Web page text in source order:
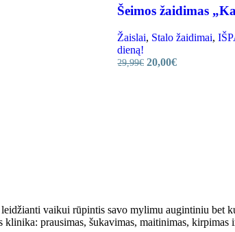
Šeimos žaidimas
Žaislai, Stalo žaidimai,
dieną!
29,99€ 20,00€
vaikui rūpintis savo mylimu augintiniu bet
prausimas, šukavimas, maitinimas, kirpimas